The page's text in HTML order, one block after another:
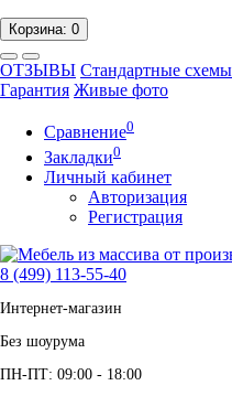
Корзина: 0
ОТЗЫВЫ Стандартные
Гарантия Живые фото
Сравнение0
Закладки0
Личный кабинет
Авторизация
Регистрация
8 (499) 113-55-40
Интернет-магазин
Без шоурума
ПН-ПТ: 09:00 - 18:00